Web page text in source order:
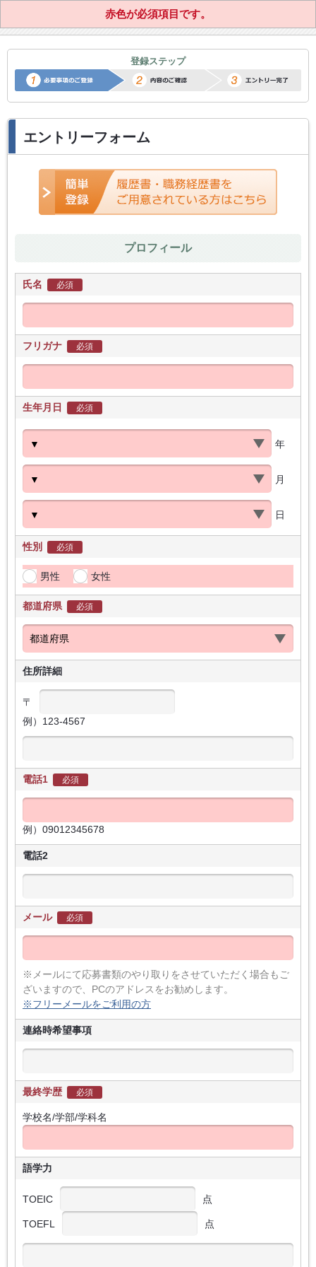
正社員転職サポートエントリー
登録ステップ
エントリーフォーム
プロフィール
氏名 必須
フリガナ 必須
生年月日 必須
年
月
日
性別 必須
男性 女性
都道府県 必須
住所詳細
〒
例）123-4567
電話1 必須
例）09012345678
電話2
メール 必須
※メールにて応募書類のやり取りをさせていただく場合もご
ざいますので、PCのアドレスをお勧めします。
※フリーメールをご利用の方
連絡時希望事項
最終学歴 必須
学校名/学部/学科名
語学力
TOEIC 点
TOEFL 点
赤色が必須項目です。